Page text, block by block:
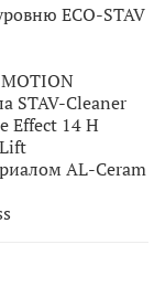
ECO-STAV
STAV-Cleaner
Effect 14 H
AL-Ceram